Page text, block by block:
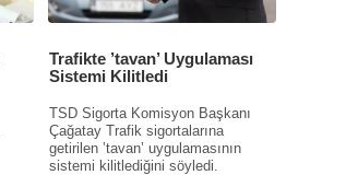
Trafikte ’tavan’ Uygulaması
Sistemi Kilitledi
TSD Sigorta Komisyon Başkanı
Çağatay Trafik sigortalarına
getirilen ’tavan’ uygulamasının
sistemi kilitlediğini söyledi.